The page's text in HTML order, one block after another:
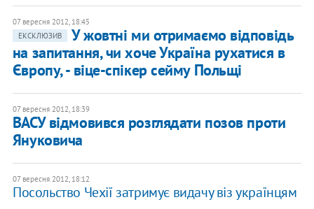
07 вересня 2012, 18:45
ЕКСКЛЮЗИВ
У жовтні ми отримаємо відповідь
на запитання, чи хоче Україна рухатися в
Європу, - віце-спікер сейму Польщі
07 вересня 2012, 18:39
ВАСУ відмовився розглядати позов проти
Януковича
07 вересня 2012, 18:12
Посольство Чехії затримує видачу віз українцям